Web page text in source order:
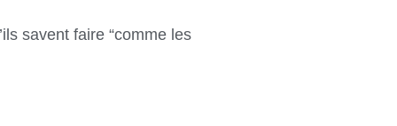
savent faire “comme les